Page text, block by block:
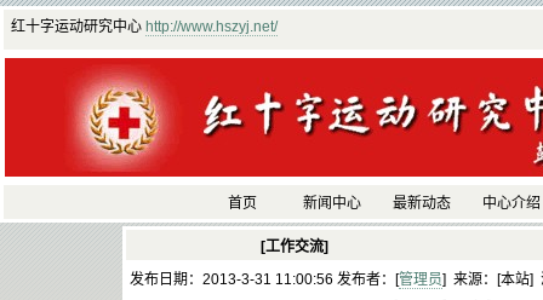
红十字运动研究中心 http://www.hszyj.net/
首页 新闻中心 最新动态 中心介绍
[工作交流]
发布日期：2013-3-31 11:00:56 发布者：[管理员] 来源：[本站]